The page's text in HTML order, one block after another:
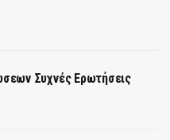
Συχνές Ερωτήσεις